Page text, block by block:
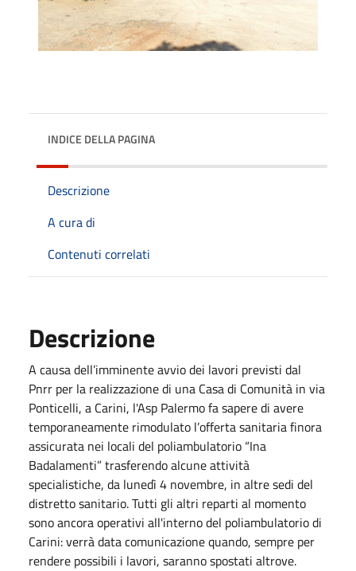
INDICE DELLA PAGINA
Descrizione
A cura di
Contenuti correlati
Descrizione
A causa dell’imminente avvio dei lavori previsti dal
Pnrr per la realizzazione di una Casa di Comunità in via
Ponticelli, a Carini, l'Asp Palermo fa sapere di avere
temporaneamente rimodulato l’offerta sanitaria finora
assicurata nei locali del poliambulatorio “Ina
Badalamenti” trasferendo alcune attività
specialistiche, da lunedì 4 novembre, in altre sedi del
distretto sanitario. Tutti gli altri reparti al momento
sono ancora operativi all'interno del poliambulatorio di
Carini: verrà data comunicazione quando, sempre per
rendere possibili i lavori, saranno spostati altrove.